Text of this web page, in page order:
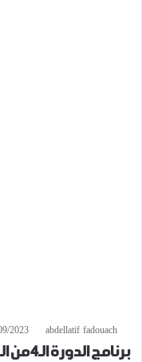
abdellatif fadouach
2023
برنامج